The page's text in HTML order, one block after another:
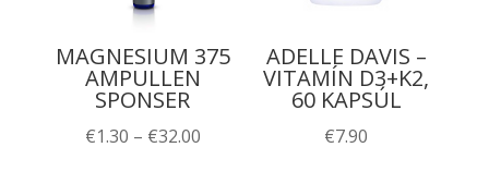
MAGNESIUM 375
AMPULLEN
SPONSER
€1.30 – €32.00Price
ADELLE DAVIS –
VITAMÍN D3+K2,
60 KAPSÚL
€7.90